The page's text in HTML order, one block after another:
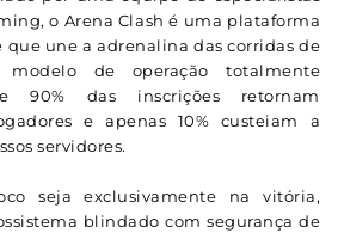
o Arena Clash é uma plataforma
une a adrenalina das corridas de
de operação totalmente
90% das inscrições retornam
e apenas 10% custeiam a
servidores.
seja exclusivamente na vitória,
blindado com segurança de